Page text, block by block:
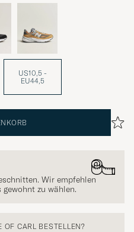
US10,5 -
EU44,5
Wir empfehlen
gewohnt zu wählen.
OF CARL BESTELLEN?